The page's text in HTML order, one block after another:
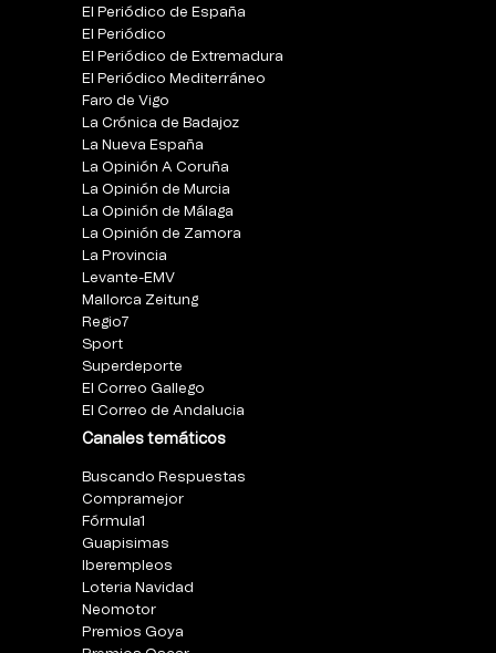
El Periódico de España
El Periódico
El Periódico de Extremadura
El Periódico Mediterráneo
Faro de Vigo
La Crónica de Badajoz
La Nueva España
La Opinión A Coruña
La Opinión de Murcia
La Opinión de Málaga
La Opinión de Zamora
La Provincia
Levante-EMV
Mallorca Zeitung
Regio7
Sport
Superdeporte
El Correo Gallego
El Correo de Andalucia
Canales temáticos
Buscando Respuestas
Compramejor
Fórmula1
Guapisimas
Iberempleos
Loteria Navidad
Neomotor
Premios Goya